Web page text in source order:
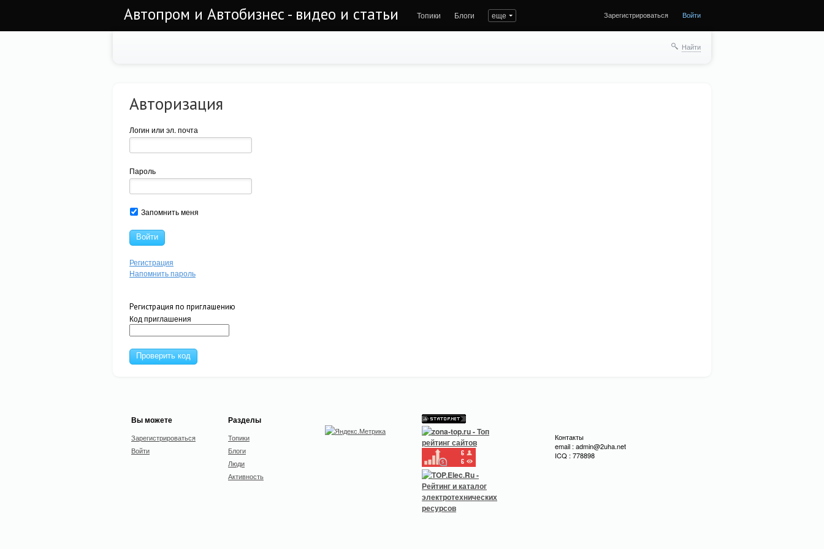
Автопром и Автобизнес - видео и статьи Топики Блоги еще Зарегистрироваться Войти
Найти
Авторизация
Логин или эл. почта
Пароль
Запомнить меня
Войти
Регистрация
Напомнить пароль
Регистрация по приглашению
Код приглашения
Проверить код
Вы можете
Зарегистрироваться
Войти
Разделы
Топики
Блоги
Люди
Активность
Контакты
email : admin@2uha.net
ICQ : 778898